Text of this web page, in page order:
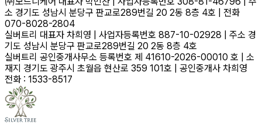
소 경기도 성남시 분당구 판교로289번길 20 2동 8층 4호
전화
070-8028-2804
실버트리 대표자 차희영 사업자등록번호 887-10-02928 주소 경
기도 성남시 분당구 판교로289번길 20 2동 8층 4호
실버트리 공인중개사무소 등록번호 제 41610-2026-00010 호
소
재지 경기도 광주시 초월읍 현산로 359 101호 공인중개사 차희영
전화 : 1533-8517